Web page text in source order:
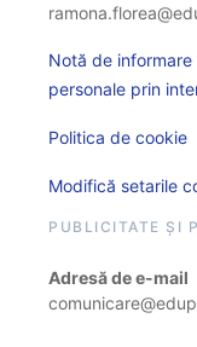
Notă de
personale prin
Politica de cookie
Modifică setarile
PUBLICITATE ȘI
Adresă de e-mail